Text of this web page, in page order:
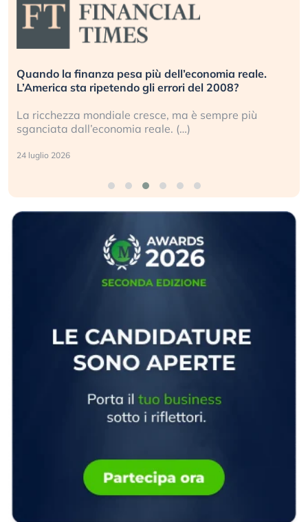
Quando la finanza pesa più dell’economia reale.
L’America sta ripetendo gli errori del 2008?
La ricchezza mondiale cresce, ma è sempre più
sganciata dall’economia reale. (…)
24 luglio 2026